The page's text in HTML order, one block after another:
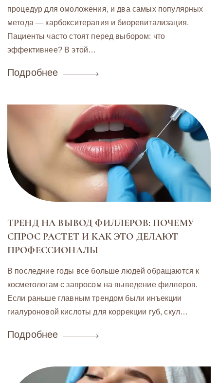
процедур для омоложения, и два самых популярных
метода — карбокситерапия и биоревитализация.
Пациенты часто стоят перед выбором: что
эффективнее? В этой…
Подробнее
ТРЕНД НА ВЫВОД ФИЛЛЕРОВ: ПОЧЕМУ
СПРОС РАСТЕТ И КАК ЭТО ДЕЛАЮТ
ПРОФЕССИОНАЛЫ
В последние годы все больше людей обращаются к
косметологам с запросом на выведение филлеров.
Если раньше главным трендом были инъекции
гиалуроновой кислоты для коррекции губ, скул…
Подробнее